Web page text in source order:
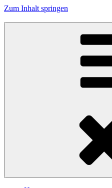
Zum Inhalt springen